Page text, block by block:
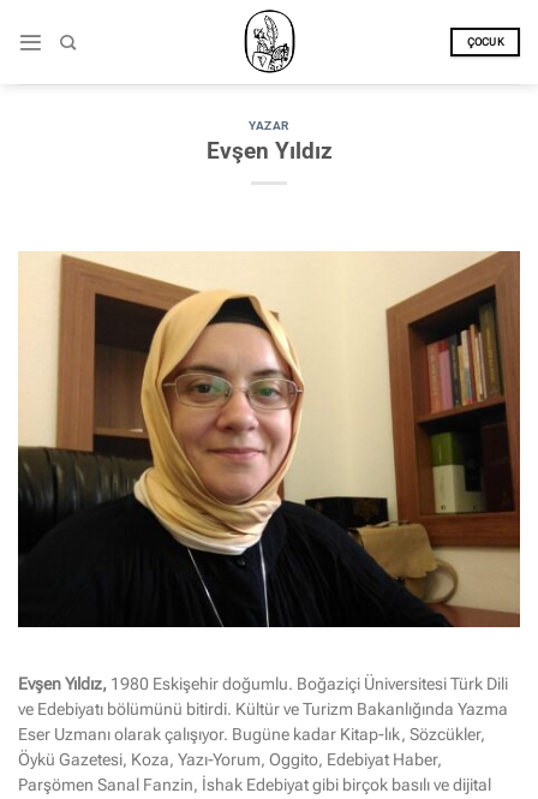
atla
ÇOCUK
YAZAR
Evşen Yıldız
Evşen Yıldız, 1980 Eskişehir doğumlu. Boğaziçi Üniversitesi Türk Dili
ve Edebiyatı bölümünü bitirdi. Kültür ve Turizm Bakanlığında Yazma
Eser Uzmanı olarak çalışıyor. Bugüne kadar Kitap-lık, Sözcükler,
Öykü Gazetesi, Koza, Yazı-Yorum, Oggito, Edebiyat Haber,
Parşömen Sanal Fanzin, İshak Edebiyat gibi birçok basılı ve dijital